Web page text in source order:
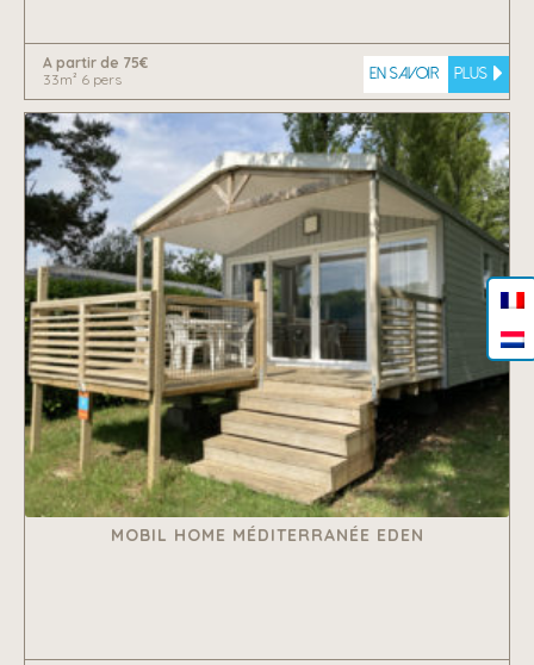
A partir de 75€
33m² 6 pers
En savoir plus
MOBIL HOME MÉDITERRANÉE EDEN